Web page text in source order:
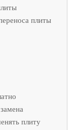
плиты
плиту